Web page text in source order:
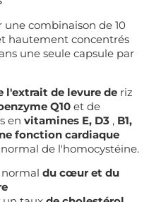
une combinaison de 10
hautement concentrés
une seule capsule par
l'extrait de levure de riz
Q10 et de
en vitamines E, D3 , B1,
fonction cardiaque
de l'homocystéine.
du cœur et du